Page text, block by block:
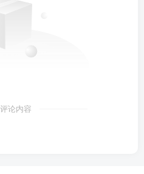
论内容